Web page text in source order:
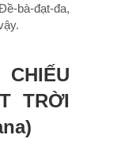
bà-đạt-đa,
TRỜI